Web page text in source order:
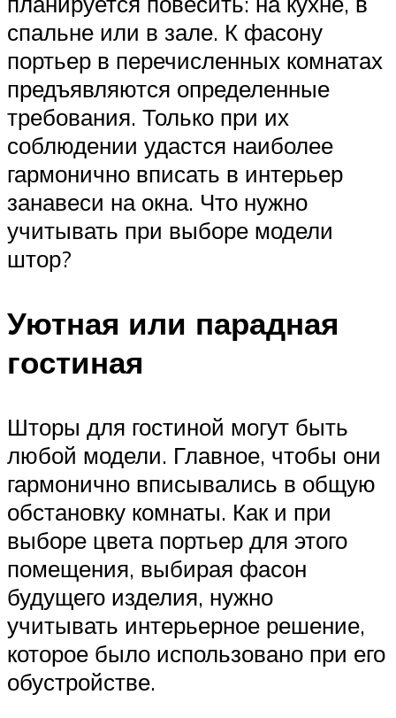
спальне или в зале. К фасону
портьер в перечисленных комнатах
предъявляются определенные
требования. Только при их
соблюдении удастся наиболее
гармонично вписать в интерьер
занавеси на окна. Что нужно
учитывать при выборе модели
штор?
Уютная или парадная
гостиная
Шторы для гостиной могут быть
любой модели. Главное, чтобы они
гармонично вписывались в общую
обстановку комнаты. Как и при
выборе цвета портьер для этого
помещения, выбирая фасон
будущего изделия, нужно
учитывать интерьерное решение,
которое было использовано при его
обустройстве.